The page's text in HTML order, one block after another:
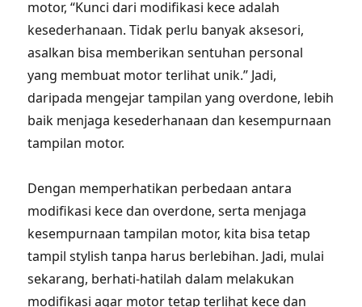
motor, “Kunci dari modifikasi kece adalah
kesederhanaan. Tidak perlu banyak aksesori,
asalkan bisa memberikan sentuhan personal
yang membuat motor terlihat unik.” Jadi,
daripada mengejar tampilan yang overdone, lebih
baik menjaga kesederhanaan dan kesempurnaan
tampilan motor.
Dengan memperhatikan perbedaan antara
modifikasi kece dan overdone, serta menjaga
kesempurnaan tampilan motor, kita bisa tetap
tampil stylish tanpa harus berlebihan. Jadi, mulai
sekarang, berhati-hatilah dalam melakukan
modifikasi agar motor tetap terlihat kece dan